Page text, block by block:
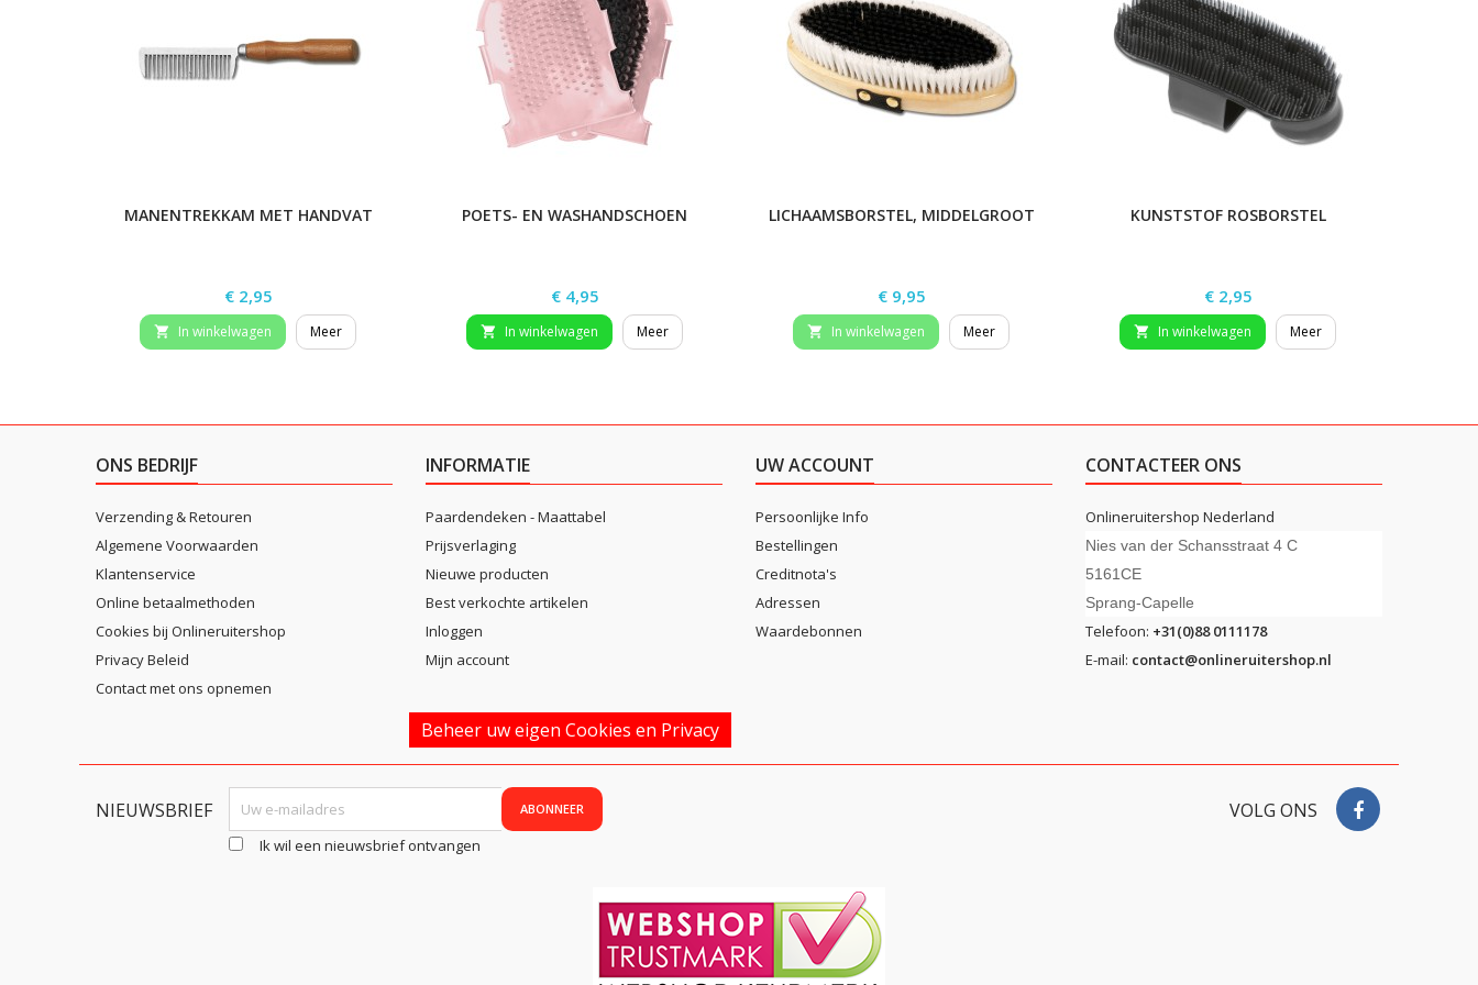
MANENTREKKAM MET HANDVAT
Prijs
€ 2,95
 In winkelwagen Meer
POETS- EN WASHANDSCHOEN
Prijs
€ 4,95
 In winkelwagen Meer
LICHAAMSBORSTEL, MIDDELGROOT
Prijs
€ 9,95
 In winkelwagen Meer
KUNSTSTOF ROSBORSTEL
Prijs
€ 2,95
 In winkelwagen Meer
ONS BEDRIJF
Verzending & Retouren
Algemene Voorwaarden
Klantenservice
Online betaalmethoden
Cookies bij Onlineruitershop
Privacy Beleid
Contact met ons opnemen
INFORMATIE
Paardendeken - Maattabel
Prijsverlaging
Nieuwe producten
Best verkochte artikelen
Inloggen
Mijn account
UW ACCOUNT
Persoonlijke Info
Bestellingen
Creditnota's
Adressen
Waardebonnen
CONTACTEER ONS
Onlineruitershop Nederland
Nies van der Schansstraat 4 C
5161CE
Sprang-Capelle
Telefoon: +31(0)88 0111178
E-mail: contact@onlineruitershop.nl
Beheer uw eigen Cookies en Privacy
NIEUWSBRIEF
Ik wil een nieuwsbrief ontvangen
VOLG ONS